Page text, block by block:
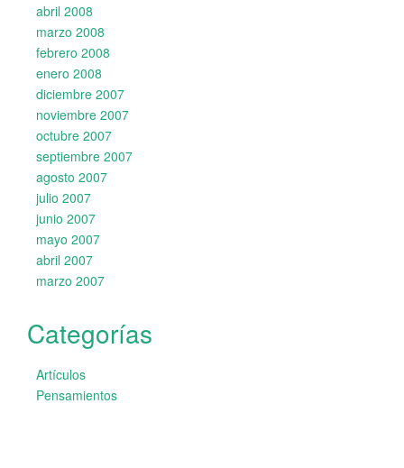
abril 2008
marzo 2008
febrero 2008
enero 2008
diciembre 2007
noviembre 2007
octubre 2007
septiembre 2007
agosto 2007
julio 2007
junio 2007
mayo 2007
abril 2007
marzo 2007
Categorías
Artículos
Pensamientos